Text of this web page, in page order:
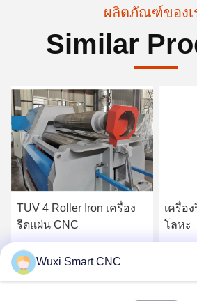
ผลิตภัณฑ์ของเ
Similar
TUV 4 Roller Iron เครื่อง
รีดแผ่น CNC
หา ราคา ที่ ดี ที่สุด
เครื่อ
โลหะ
Wuxi Smart CNC